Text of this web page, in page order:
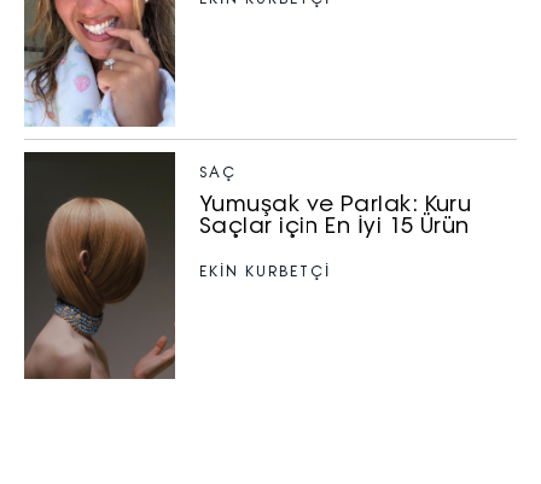
SAÇ
Yumuşak ve Parlak: Kuru
Saçlar için En İyi 15 Ürün
EKİN KURBETÇİ